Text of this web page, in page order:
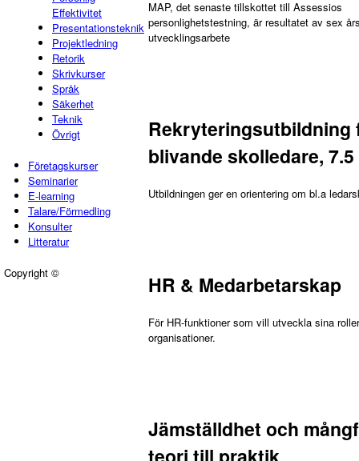
Effektivitet
Presentationsteknik
Projektledning
Retorik
Skrivkurser
Språk
Säkerhet
Teknik
Övrigt
Företagskurser
Seminarier
E-learning
Talare/Förmedling
Konsulter
Litteratur
Copyright ©
MAP, det senaste tillskottet till Assessios
personlighetstestning, är resultatet av sex
utvecklingsarbete
Rekryteringsutbildning
blivande skolledare,
Utbildningen ger en orientering om bl.a
HR & Medarbetarskap
För HR-funktioner som vill utveckla sina
organisationer.
Jämställdhet och